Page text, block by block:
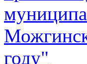
году"